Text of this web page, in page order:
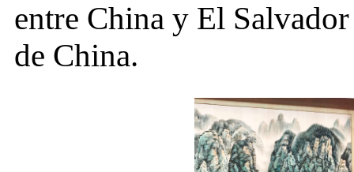
entre China y El Salvador
de China.